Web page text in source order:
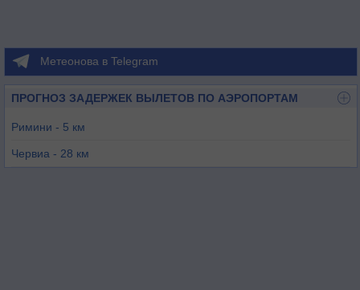
Метеонова в Telegram
ПРОГНОЗ ЗАДЕРЖЕК ВЫЛЕТОВ ПО АЭРОПОРТАМ
Римини - 5 км
Червиа - 28 км